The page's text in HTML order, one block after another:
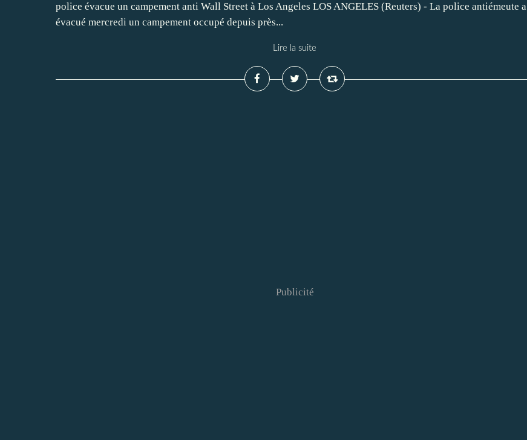
police évacue un campement anti Wall Street à Los Angeles LOS ANGELES (Reuters) - La police antiémeute a
évacué mercredi un campement occupé depuis près...
Lire la suite
Publicité